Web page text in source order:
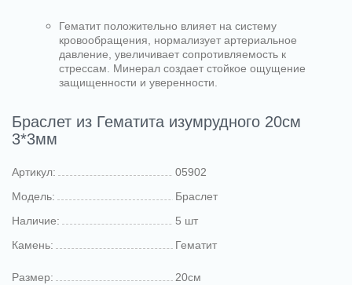
Гематит положительно влияет на систему
кровообращения, нормализует артериальное
давление, увеличивает сопротивляемость к
стрессам. Минерал создает стойкое ощущение
защищенности и уверенности.
Браслет из Гематита изумрудного 20см
3*3мм
Артикул:
05902
Модель:
Браслет
Наличие:
5 шт
Камень:
Гематит
Размер: 20см